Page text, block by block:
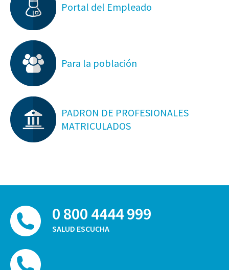
Portal del Empleado
Para la población
PADRON DE PROFESIONALES
MATRICULADOS
0 800 4444 999
SALUD ESCUCHA